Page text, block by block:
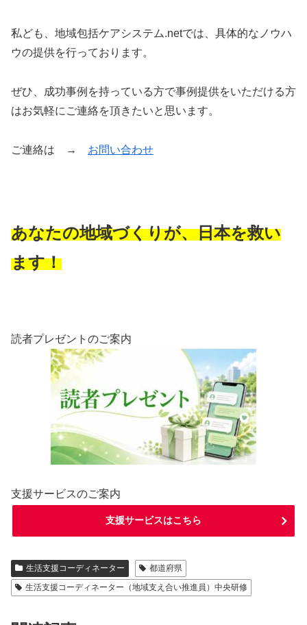
私ども、地域包括ケアシステム.netでは、具体的なノウハ
ウの提供を行っております。
ぜひ、成功事例を持っている方で事例提供をいただける方
はお気軽にご連絡を頂きたいと思います。
ご連絡は → お問い合わせ
あなたの地域づくりが、日本を救い
ます！
読者プレゼントのご案内
支援サービスのご案内
支援サービスはこちら
生活支援コーディネーター
都道府県
生活支援コーディネーター（地域支え合い推進員）中央研修